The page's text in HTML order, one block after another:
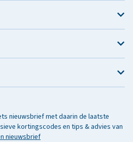
nieuwsbrief met daarin de laatste
kortingscodes en tips & advies van
nieuwsbrief